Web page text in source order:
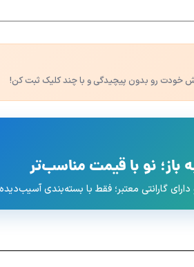
خودت رو بدون پیچیدگی و با چند کلیک ثبت کن!
باز؛ نو با قیمت مناسب‌تر